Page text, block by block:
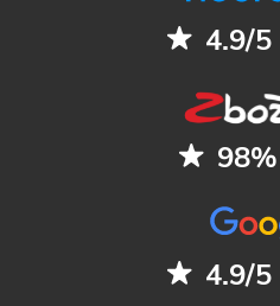
4.9/5
98%
4.9/5